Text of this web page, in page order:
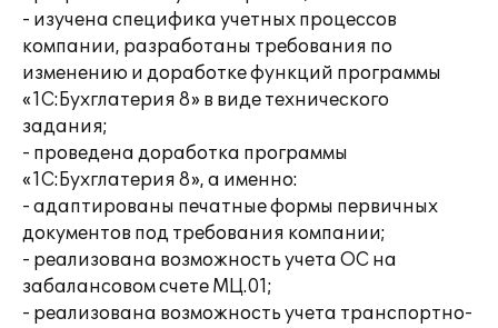
- изучена специфика учетных процессов
компании, разработаны требования по
изменению и доработке функций программы
«1С:Бухглатерия 8» в виде технического
задания;
- проведена доработка программы
«1С:Бухглатерия 8», а именно:
- адаптированы печатные формы первичных
документов под требования компании;
- реализована возможность учета ОС на
забалансовом счете МЦ.01;
- реализована возможность учета транспортно-